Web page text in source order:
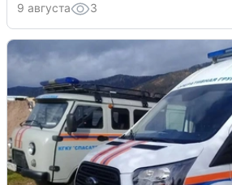
9 августа 3